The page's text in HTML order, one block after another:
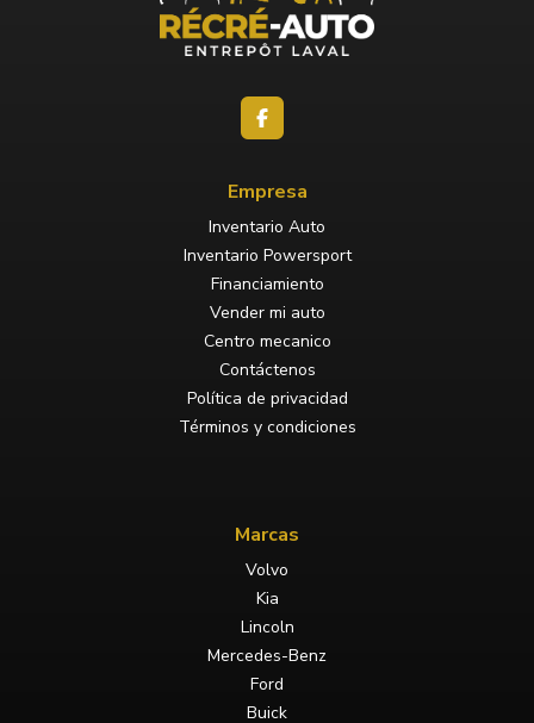
Empresa
Inventario Auto
Inventario Powersport
Financiamiento
Vender mi auto
Centro mecanico
Contáctenos
Política de privacidad
Términos y condiciones
Marcas
Volvo
Kia
Lincoln
Mercedes-Benz
Ford
Buick